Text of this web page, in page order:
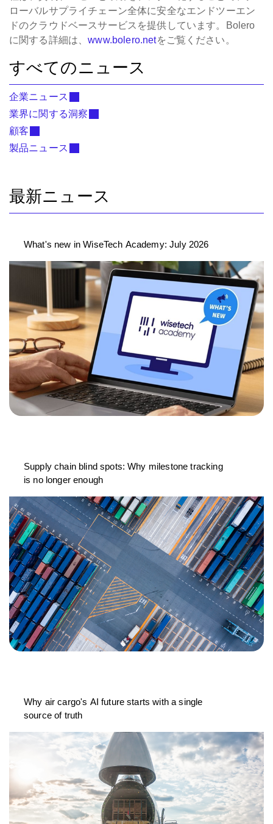
ローバルサプライチェーン全体に安全なエンドツーエン
ドのクラウドベースサービスを提供しています。Bolero
に関する詳細は、www.bolero.netをご覧ください。
すべてのニュース
企業ニュース
業界に関する洞察
顧客
製品ニュース
最新ニュース
What's new in WiseTech Academy: July 2026
Supply chain blind spots: Why milestone tracking
is no longer enough
Why air cargo's AI future starts with a single
source of truth